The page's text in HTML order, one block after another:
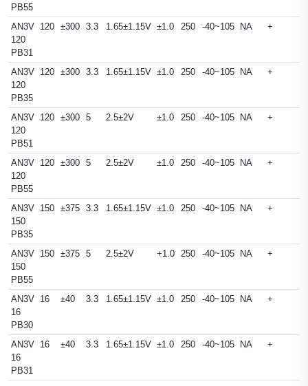
PB55
AN3V
120
PB31
120 ±300 3.3 1.65±1.15V ±1.0 250 -40~105 NA +
AN3V
120
PB35
120 ±300 3.3 1.65±1.15V ±1.0 250 -40~105 NA +
AN3V
120
PB51
120 ±300 5 2.5±2V ±1.0 250 -40~105 NA +
AN3V
120
PB55
120 ±300 5 2.5±2V ±1.0 250 -40~105 NA +
AN3V
150
PB35
150 ±375 3.3 1.65±1.15V ±1.0 250 -40~105 NA +
AN3V
150
PB55
150 ±375 5 2.5±2V +1.0 250 -40~105 NA +
AN3V
16
PB30
16 ±40 3.3 1.65±1.15V ±1.0 250 -40~105 NA +
AN3V
16
PB31
16 ±40 3.3 1.65±1.15V ±1.0 250 -40~105 NA +